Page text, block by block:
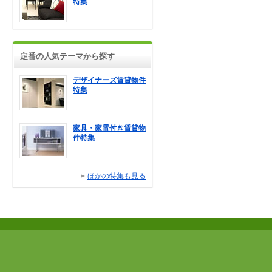
特集
定番の人気テーマから探す
デザイナーズ賃貸物件
特集
家具・家電付き賃貸物
件特集
ほかの特集も見る